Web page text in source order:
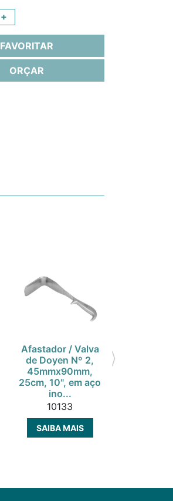
+
FAVORITAR
ORÇAR
Afastador / Valva
de Doyen Nº 2,
45mmx90mm,
25cm, 10", em aço
ino...
10133
SAIBA MAIS